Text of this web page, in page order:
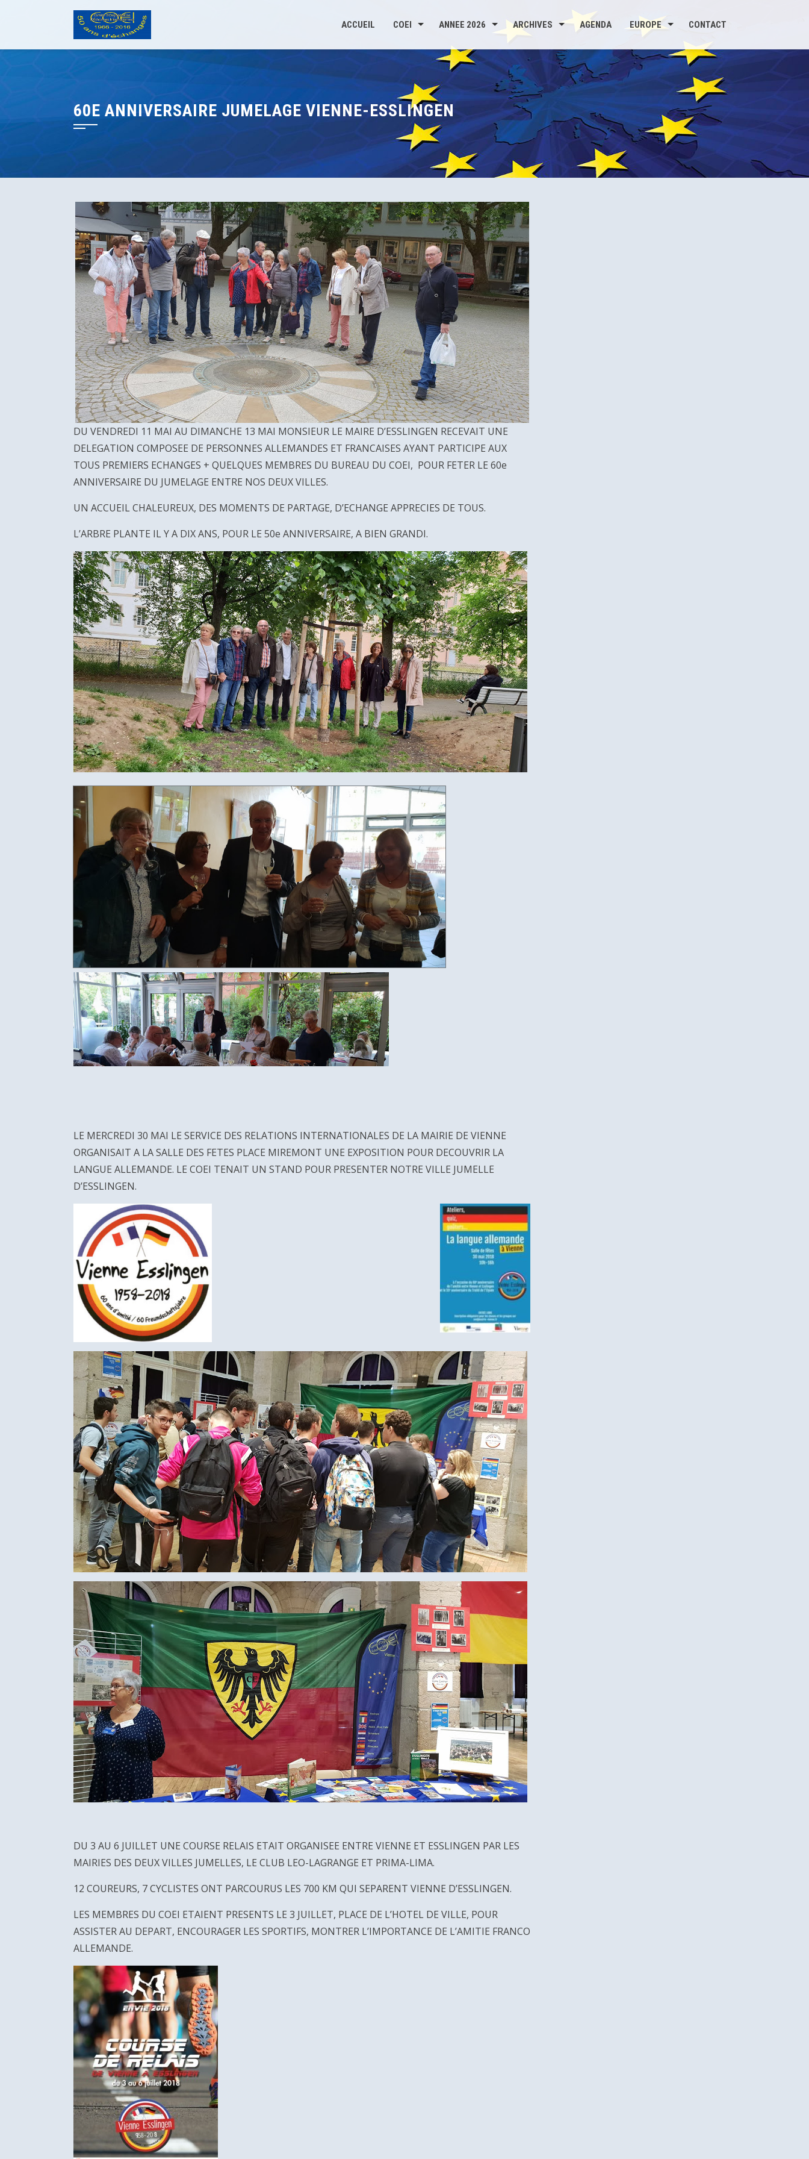
ACCUEIL COEI ANNEE 2026 ARCHIVES AGENDA EUROPE CONTACT
60E ANNIVERSAIRE JUMELAGE VIENNE-ESSLINGEN
DU VENDREDI 11 MAI AU DIMANCHE 13 MAI MONSIEUR LE MAIRE D’ESSLINGEN RECEVAIT UNE
DELEGATION COMPOSEE DE PERSONNES ALLEMANDES ET FRANCAISES AYANT PARTICIPE AUX
TOUS PREMIERS ECHANGES + QUELQUES MEMBRES DU BUREAU DU COEI, POUR FETER LE 60e
ANNIVERSAIRE DU JUMELAGE ENTRE NOS DEUX VILLES.
UN ACCUEIL CHALEUREUX, DES MOMENTS DE PARTAGE, D’ECHANGE APPRECIES DE TOUS.
L’ARBRE PLANTE IL Y A DIX ANS, POUR LE 50e ANNIVERSAIRE, A BIEN GRANDI.
LE MERCREDI 30 MAI LE SERVICE DES RELATIONS INTERNATIONALES DE LA MAIRIE DE VIENNE
ORGANISAIT A LA SALLE DES FETES PLACE MIREMONT UNE EXPOSITION POUR DECOUVRIR LA
LANGUE ALLEMANDE. LE COEI TENAIT UN STAND POUR PRESENTER NOTRE VILLE JUMELLE
D’ESSLINGEN.
DU 3 AU 6 JUILLET UNE COURSE RELAIS ETAIT ORGANISEE ENTRE VIENNE ET ESSLINGEN PAR LES
MAIRIES DES DEUX VILLES JUMELLES, LE CLUB LEO-LAGRANGE ET PRIMA-LIMA.
12 COUREURS, 7 CYCLISTES ONT PARCOURUS LES 700 KM QUI SEPARENT VIENNE D’ESSLINGEN.
LES MEMBRES DU COEI ETAIENT PRESENTS LE 3 JUILLET, PLACE DE L’HOTEL DE VILLE, POUR
ASSISTER AU DEPART, ENCOURAGER LES SPORTIFS, MONTRER L’IMPORTANCE DE L’AMITIE FRANCO
ALLEMANDE.